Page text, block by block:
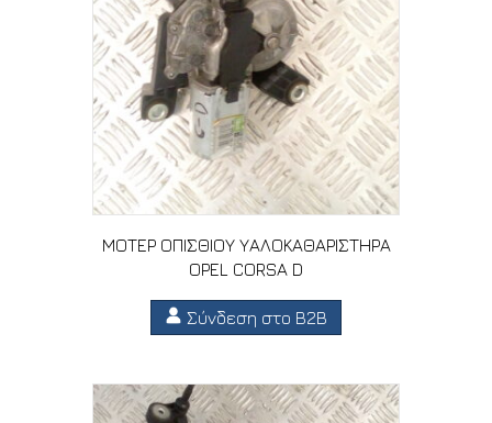
ΜΟΤΕΡ ΟΠΙΣΘΙΟΥ ΥΑΛΟΚΑΘΑΡΙΣΤΗΡΑ
OPEL CORSA D
Σύνδεση στο B2B